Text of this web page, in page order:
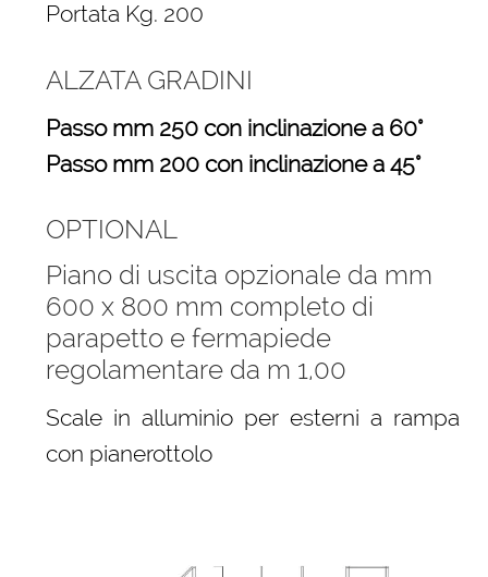
Portata Kg. 200
ALZATA GRADINI
Passo mm 250 con inclinazione a 60°
Passo mm 200 con inclinazione a 45°
OPTIONAL
Piano di uscita opzionale da mm
600 x 800 mm completo di
parapetto e fermapiede
regolamentare da m 1,00
Scale in alluminio per esterni a rampa
con pianerottolo